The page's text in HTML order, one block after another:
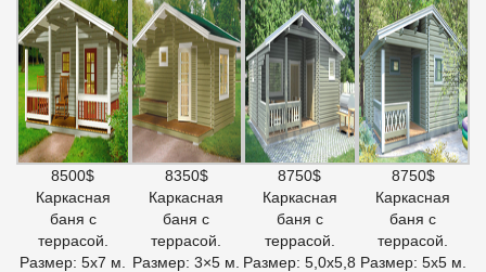
8500$
Каркасная
баня с
террасой.
Размер: 5х7 м.
8350$
Каркасная
баня с
террасой.
Размер: 3×5 м.
8750$
Каркасная
баня с
террасой.
Размер: 5,0х5,8
8750$
Каркасная
баня с
террасой.
Размер: 5х5 м.